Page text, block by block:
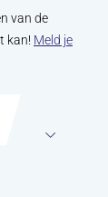
van de
kan! Meld je